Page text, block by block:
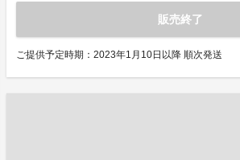
販売終了
ご提供予定時期：2023年1月10日以降 順次発送